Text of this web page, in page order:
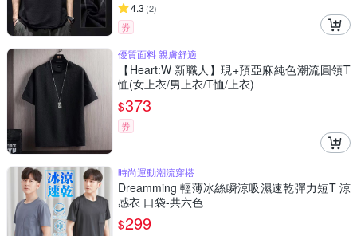
4.3 (2)
券
優質面料 親膚舒適
【Heart:W 新職人】現+預亞麻純色潮流圓領T
恤(女上衣/男上衣/T恤/上衣)
$373
券
時尚運動潮流穿搭
Dreamming 輕薄冰絲瞬涼吸濕速乾彈力短T 涼
感衣 口袋-共六色
$299